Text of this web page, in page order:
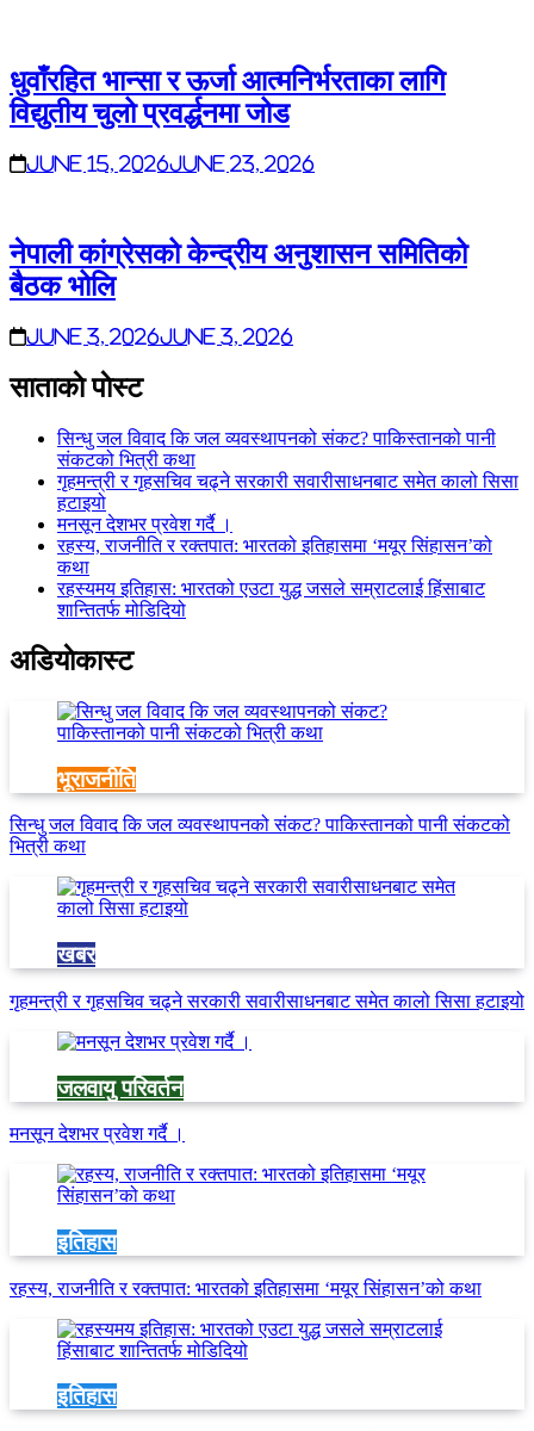
धुवाँरहित भान्सा र ऊर्जा आत्मनिर्भरताका लागि
विद्युतीय चुलो प्रवर्द्धनमा जोड
June 15, 2026June 23, 2026
नेपाली कांग्रेसको केन्द्रीय अनुशासन समितिको
बैठक भोलि
June 3, 2026June 3, 2026
साताकाे पाेस्ट
सिन्धु जल विवाद कि जल व्यवस्थापनको संकट? पाकिस्तानको पानी
संकटको भित्री कथा
गृहमन्त्री र गृहसचिव चढ्ने सरकारी सवारीसाधनबाट समेत कालो सिसा
हटाइयो
मनसून देशभर प्रवेश गर्दै ।
रहस्य, राजनीति र रक्तपात: भारतको इतिहासमा ‘मयूर सिंहासन’को
कथा
रहस्यमय इतिहास: भारतको एउटा युद्ध जसले सम्राटलाई हिंसाबाट
शान्तितर्फ मोडिदियो
अडियाेकास्ट
भूराजनीति
सिन्धु जल विवाद कि जल व्यवस्थापनको संकट? पाकिस्तानको पानी संकटको
भित्री कथा
खबर
गृहमन्त्री र गृहसचिव चढ्ने सरकारी सवारीसाधनबाट समेत कालो सिसा हटाइयो
जलवायु परिवर्तन
मनसून देशभर प्रवेश गर्दै ।
इतिहास
रहस्य, राजनीति र रक्तपात: भारतको इतिहासमा ‘मयूर सिंहासन’को कथा
इतिहास